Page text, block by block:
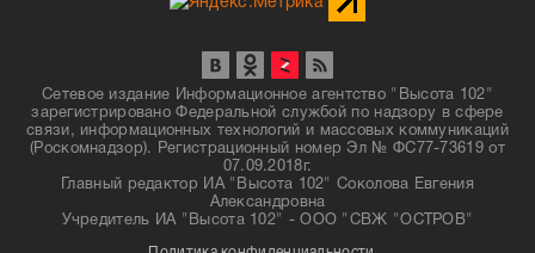
Сетевое издание Информационное агентство "Высота 102"
зарегистрировано Федеральной службой по надзору в сфере
связи, информационных технологий и массовых коммуникаций
(Роскомнадзор). Регистрационный номер Эл № ФС77-73619 от
07.09.2018г.
Главный редактор ИА "Высота 102" Соколова Евгения
Александровна
Учредитель ИА "Высота 102" - ООО "СВЖ "ОСТРОВ"